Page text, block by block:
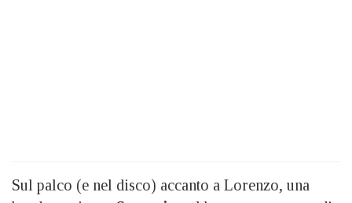
Sul palco (e nel disco) accanto a Lorenzo, una